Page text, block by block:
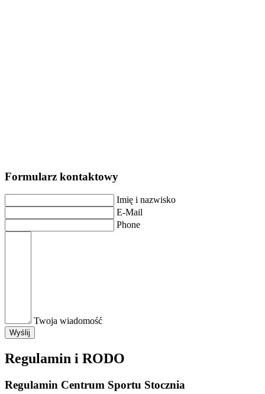
Formularz kontaktowy
Imię i nazwisko
E-Mail
Phone
Twoja wiadomość
Regulamin i RODO
Regulamin Centrum Sportu Stocznia